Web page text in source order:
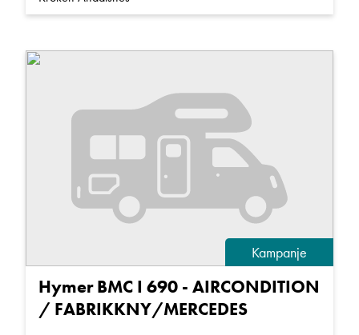
Kampanje
Hymer BMC I 690 - AIRCONDITION
/ FABRIKKNY/MERCEDES